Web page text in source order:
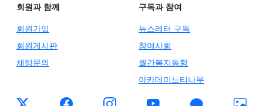
회원과 함께
회원가입
회원게시판
채팅문의
구독과 참여
뉴스레터 구독
참여사회
월간복지동향
아카데미느티나무